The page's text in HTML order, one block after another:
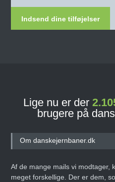
Indsend dine tilføjelser
Lige nu er der
brugere på
Om danskejernbaner.dk
Af de mange mails vi modtager,
meget forskellige. Der er dem,